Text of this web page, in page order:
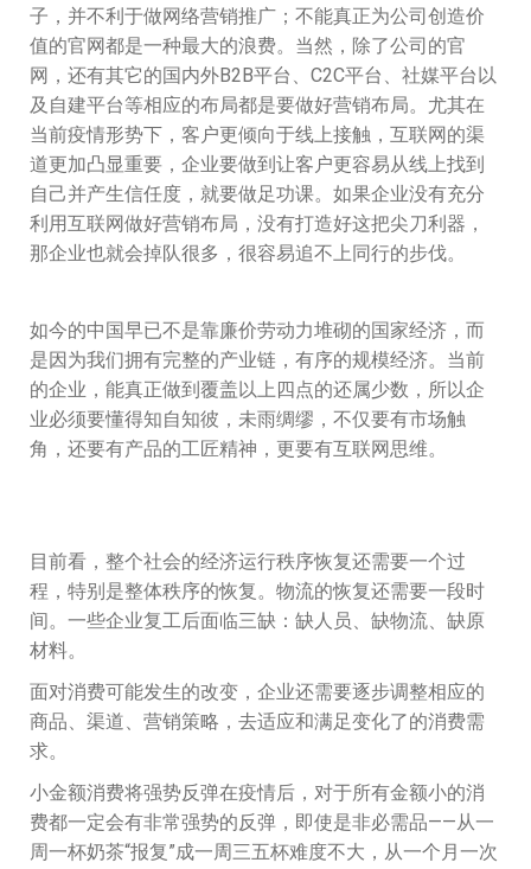
子，并不利于做网络营销推广；不能真正为公司创造价
值的官网都是一种最大的浪费。当然，除了公司的官
网，还有其它的国内外B2B平台、C2C平台、 社媒平台 以
及自建平台等相应的布局都是要做好营销布局。尤其在
当前疫情形势下，客户更倾向于线上接触，互联网的渠
道更加凸显重要，企业要做到让客户更容易从线上找到
自己并产生信任度，就要做足功课。如果企业没有充分
利用互联网做好营销布局，没有打造好这把尖刀利器，
那企业也就会掉队很多，很容易追不上同行的步伐。
如今的中国早已不是靠廉价劳动力堆砌的国家经济，而
是因为我们拥有完整的产业链，有序的规模经济。当前
的企业，能真正做到覆盖以上四点的还属少数，所以企
业必须要懂得知自知彼，未雨绸缪，不仅要有市场触
角，还要有产品的工匠精神，更要有互联网思维。
目前看，整个社会的经济运行秩序恢复还需要一个过
程，特别是整体秩序的恢复。物流的恢复还需要一段时
间。一些企业复工后面临三缺：缺人员、缺物流、缺原
材料。
面对消费可能发生的改变，企业还需要逐步调整相应的
商品、渠道、营销策略，去适应和满足变化了的消费需
求。
小金额消费将强势反弹在疫情后，对于所有金额小的消
费都一定会有非常强势的反弹，即使是非必需品——从一
周一杯奶茶“报复”成一周三五杯难度不大，从一个月一次